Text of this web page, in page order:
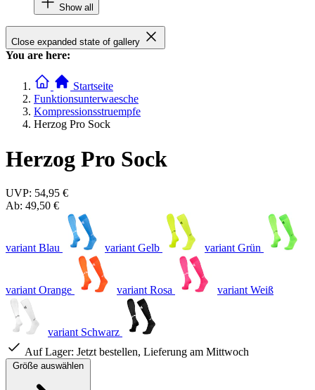
Show all
Close expanded state of gallery
You are here:
Startseite
Funktionsunterwaesche
Kompressionsstruempfe
Herzog Pro Sock
Herzog Pro Sock
UVP: 54,95 €
Ab: 49,50 €
variant Blau variant Gelb variant Grün
variant Orange variant Rosa variant Weiß
variant Schwarz
Auf Lager: Jetzt bestellen, Lieferung am Mittwoch
Größe auswählen